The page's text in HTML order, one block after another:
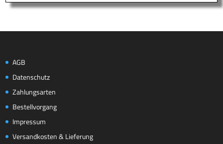
AGB
Datenschutz
Zahlungsarten
Bestellvorgang
Impressum
Versandkosten & Lieferung